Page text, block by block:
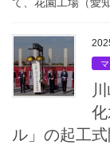
ル」の起工